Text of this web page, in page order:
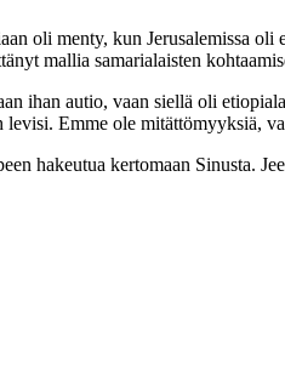
oli menty, kun Jerusalemissa
mallia samarialaisten
ihan autio, vaan siellä oli
Emme ole mitättömyyksiä,
hakeutua kertomaan Sinusta.